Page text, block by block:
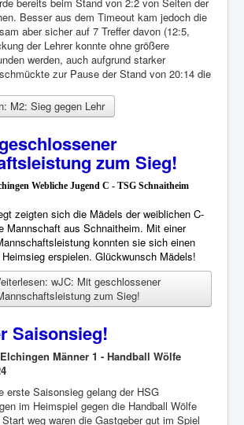
Besser aus dem Timeout kam jedoch die
aber sicher auf 7 Treffer davon (12:5,
der Lehrer konnte ohne größere
werden, auch aufgrund starker
zur Pause der Stand von 20:14 die
M2: Sieg gegen Lehr
zum Sieg!
Webliche Jugend C - TSG Schnaitheim
zeigten sich die Mädels der weiblichen C-
Mannschaft aus Schnaitheim. Mit einer
konnten sie sich einen
erspielen. Glückwunsch Mädels!
wJC: Mit geschlossener
zum Sieg!
Saisonsieg!
Männer 1 - Handball Wölfe
erste Saisonsieg gelang der HSG
im Heimspiel gegen die Handball Wölfe
weg waren die Gastgeber gut im Spiel